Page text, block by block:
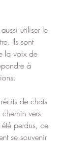
utiliser le
Ils sont
la voix de
à
de chats
vers
perdus, ce
se souvenir